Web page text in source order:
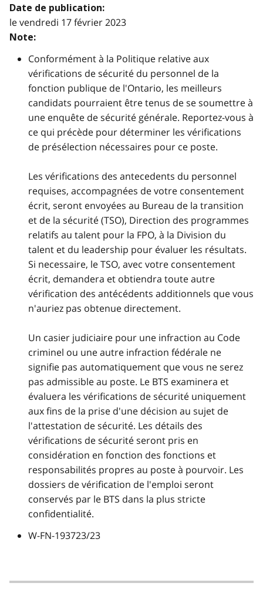
Date de publication:
le vendredi 17 février 2023
Note:
Conformément à la Politique relative aux
vérifications de sécurité du personnel de la
fonction publique de l'Ontario, les meilleurs
candidats pourraient être tenus de se soumettre à
une enquête de sécurité générale. Reportez-vous à
ce qui précède pour déterminer les vérifications
de présélection nécessaires pour ce poste.
Les vérifications des antecedents du personnel
requises, accompagnées de votre consentement
écrit, seront envoyées au Bureau de la transition
et de la sécurité (TSO), Direction des programmes
relatifs au talent pour la FPO, à la Division du
talent et du leadership pour évaluer les résultats.
Si necessaire, le TSO, avec votre consentement
écrit, demandera et obtiendra toute autre
vérification des antécédents additionnels que vous
n'auriez pas obtenue directement.
Un casier judiciaire pour une infraction au Code
criminel ou une autre infraction fédérale ne
signifie pas automatiquement que vous ne serez
pas admissible au poste. Le BTS examinera et
évaluera les vérifications de sécurité uniquement
aux fins de la prise d'une décision au sujet de
l'attestation de sécurité. Les détails des
vérifications de sécurité seront pris en
considération en fonction des fonctions et
responsabilités propres au poste à pourvoir. Les
dossiers de vérification de l'emploi seront
conservés par le BTS dans la plus stricte
confidentialité.
W-FN-193723/23